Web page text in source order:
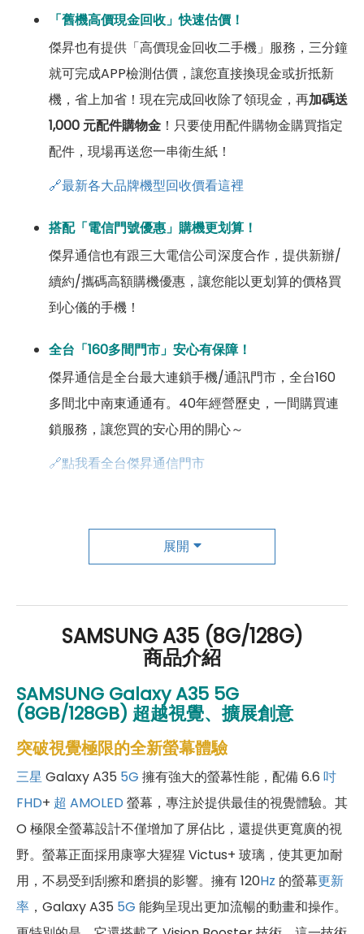
「舊機高價現金回收」快速估價！
傑昇也有提供「高價現金回收二手機」服務，三分鐘
就可完成APP檢測估價，讓您直接換現金或折抵新
機，省上加省！現在完成回收除了領現金，再加碼送
1,000 元配件購物金 ！只要使用配件購物金購買指定
配件，現場再送您一串衛生紙！
🔗最新各大品牌機型回收價看這裡
搭配「電信門號優惠」購機更划算！
傑昇通信也有跟三大電信公司深度合作，提供新辦/
續約/攜碼高額購機優惠，讓您能以更划算的價格買
到心儀的手機！
全台「160多間門市」安心有保障！
傑昇通信是全台最大連鎖手機/通訊門市，全台160
多間北中南東通通有。40年經營歷史，一間購買連
鎖服務，讓您買的安心用的開心～
🔗點我看全台傑昇通信門市
傑昇尊榮會員除了可以「消費集點兌換商品」，每半
年還有「200元配件購物金」，每年再送「VIP生日
展開
SAMSUNG A35 (8G/128G)
商品介紹
SAMSUNG Galaxy A35 5G
(8GB/128GB) 超越視覺、擴展創意
突破視覺極限的全新螢幕體驗
三星 Galaxy A35 5G 擁有強大的螢幕性能，配備 6.6 吋
FHD+ 超 AMOLED 螢幕，專注於提供最佳的視覺體驗。其
O 極限全螢幕設計不僅增加了屏佔比，還提供更寬廣的視
野。螢幕正面採用康寧大猩猩 Victus+ 玻璃，使其更加耐
用，不易受到刮擦和磨損的影響。擁有 120Hz 的螢幕更新
率 ，Galaxy A35 5G 能夠呈現出更加流暢的動畫和操作。